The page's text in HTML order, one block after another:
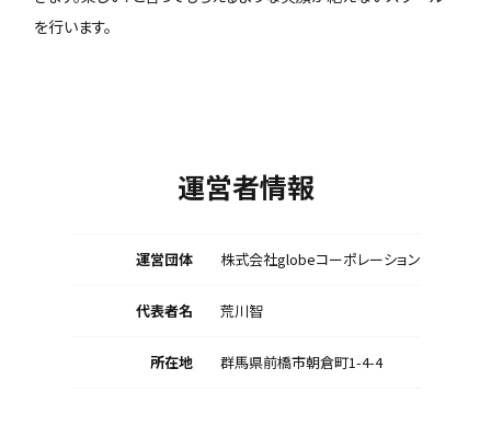
を行います。
運営者情報
運営団体 株式会社globeコーポレーション
代表者名 荒川智
所在地 群馬県前橋市朝倉町1-4-4